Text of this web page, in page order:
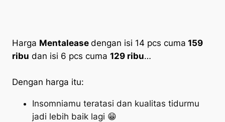
Harga Mentalease dengan isi 14 pcs cuma 159
ribu dan isi 6 pcs cuma 129 ribu…
Dengan harga itu:
Insomniamu teratasi dan kualitas tidurmu
jadi lebih baik lagi 😁